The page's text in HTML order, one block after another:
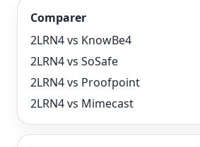
Comparer
2LRN4 vs KnowBe4
2LRN4 vs SoSafe
2LRN4 vs Proofpoint
2LRN4 vs Mimecast